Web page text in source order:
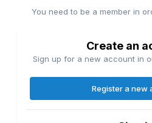
You need to be a member in
Create an
Sign up for a new account in
Register a new